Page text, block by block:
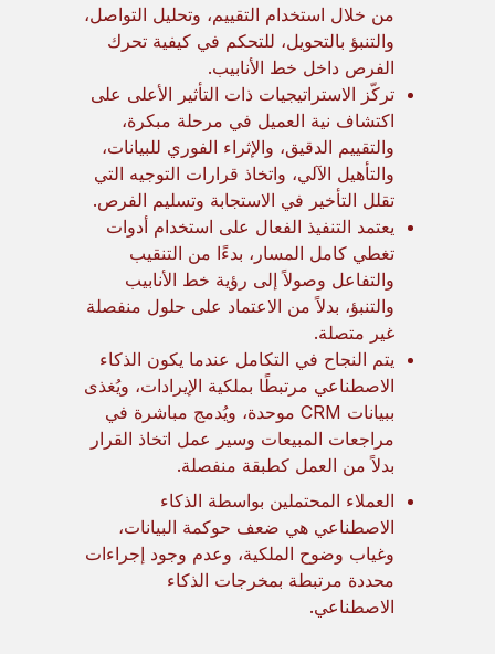
من خلال استخدام التقييم، وتحليل التواصل،
والتنبؤ بالتحويل، للتحكم في كيفية تحرك
الفرص داخل خط الأنابيب.
تركّز الاستراتيجيات ذات التأثير الأعلى على
اكتشاف نية العميل في مرحلة مبكرة،
والتقييم الدقيق، والإثراء الفوري للبيانات،
والتأهيل الآلي، واتخاذ قرارات التوجيه التي
تقلل التأخير في الاستجابة وتسليم الفرص.
يعتمد التنفيذ الفعال على استخدام أدوات
تغطي كامل المسار، بدءًا من التنقيب
والتفاعل وصولاً إلى رؤية خط الأنابيب
والتنبؤ، بدلاً من الاعتماد على حلول منفصلة
غير متصلة.
يتم النجاح في التكامل عندما يكون الذكاء
الاصطناعي مرتبطًا بملكية الإيرادات، ويُغذى
ببيانات CRM موحدة، ويُدمج مباشرة في
مراجعات المبيعات وسير عمل اتخاذ القرار
بدلاً من العمل كطبقة منفصلة.
العملاء المحتملين بواسطة الذكاء
الاصطناعي هي ضعف حوكمة البيانات،
وغياب وضوح الملكية، وعدم وجود إجراءات
محددة مرتبطة بمخرجات الذكاء
الاصطناعي.